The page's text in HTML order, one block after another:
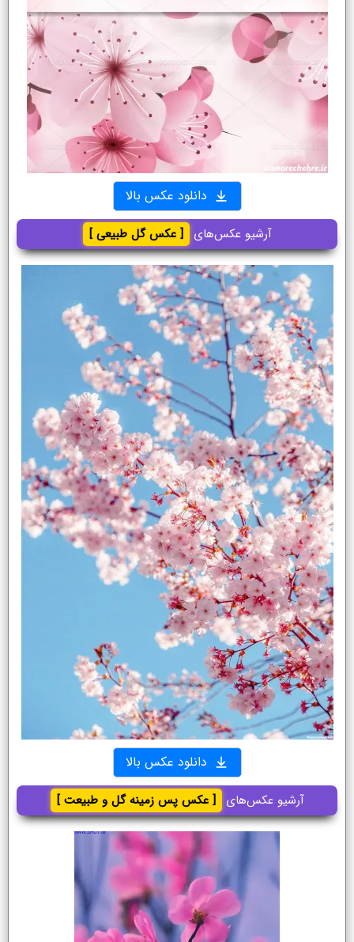
دانلود عکس بالا
آرشیو عکس‌های [ عکس گل طبیعی ]
دانلود عکس بالا
آرشیو عکس‌های [ عکس پس زمینه گل و طبیعت ]